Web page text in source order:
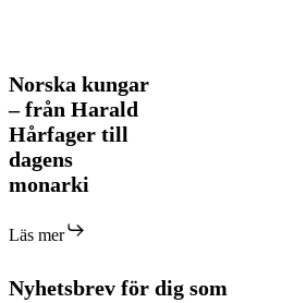
Norska
kungar
–
från
Harald
Hårfager
till
monarki
Norska kungar
– från Harald
Hårfager till
dagens
monarki
Läs mer
Nyhetsbrev för dig som